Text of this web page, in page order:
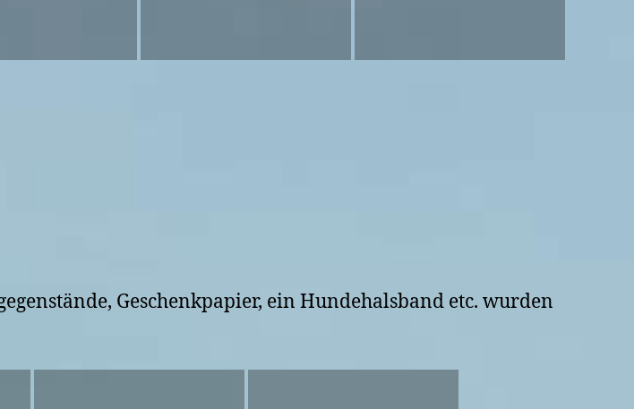
Geschenkpapier, ein Hundehalsband etc. wurden